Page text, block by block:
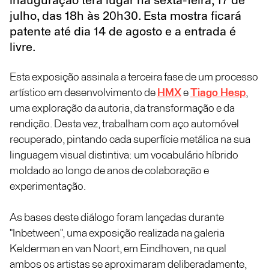
julho, das 18h às 20h30. Esta mostra ficará
patente até dia 14 de agosto e a entrada é
livre.
Esta exposição assinala a terceira fase de um processo
artístico em desenvolvimento de HMXeTiago Hesp,
uma exploração da autoria, da transformação e da
rendição. Desta vez, trabalham com aço automóvel
recuperado, pintando cada superfície metálica na sua
linguagem visual distintiva: um vocabulário híbrido
moldado ao longo de anos de colaboração e
experimentação.
As bases deste diálogo foram lançadas durante
"Inbetween", uma exposição realizada na galeria
Kelderman en van Noort, em Eindhoven, na qual
ambos os artistas se aproximaram deliberadamente,